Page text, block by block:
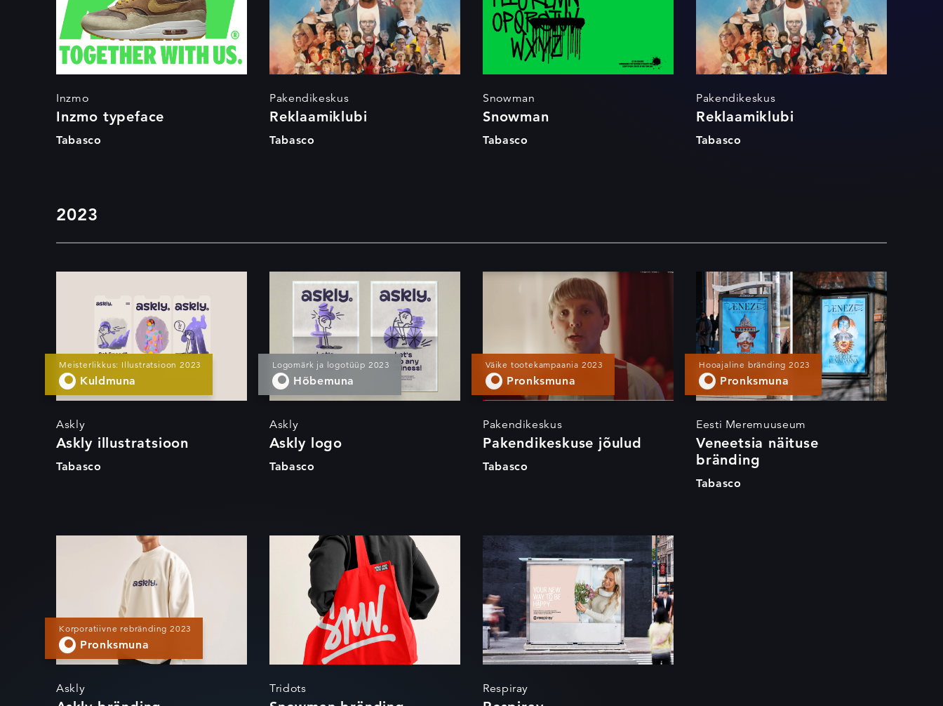
Inzmo
Inzmo typeface
Tabasco
Pakendikeskus
Reklaamiklubi
Tabasco
Snowman
Snowman
Tabasco
Pakendikeskus
Reklaamiklubi
Tabasco
2023
Meisterlikkus: Illustratsioon 2023
Kuldmuna
Askly
Askly illustratsioon
Tabasco
Askly logo
Logomärk ja logotüüp 2023
Hõbemuna
Askly
Askly logo
Tabasco
Pakendikeskuse
jõulud
Väike tootekampaania 2023
Pronksmuna
Pakendikeskus
Pakendikeskuse jõulud
Tabasco
Veneetsia näituse
bränding
Hooajaline bränding 2023
Pronksmuna
Eesti Meremuuseum
Veneetsia näituse
bränding
Tabasco
Askly bränding
Korporatiivne rebränding 2023
Pronksmuna
Askly
Snowman bränding
Tridots
Respiray
Respiray